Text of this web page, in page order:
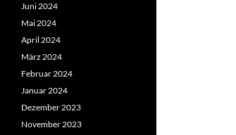
Juni 2024
Mai 2024
April 2024
März 2024
Februar 2024
Januar 2024
Dezember 2023
November 2023